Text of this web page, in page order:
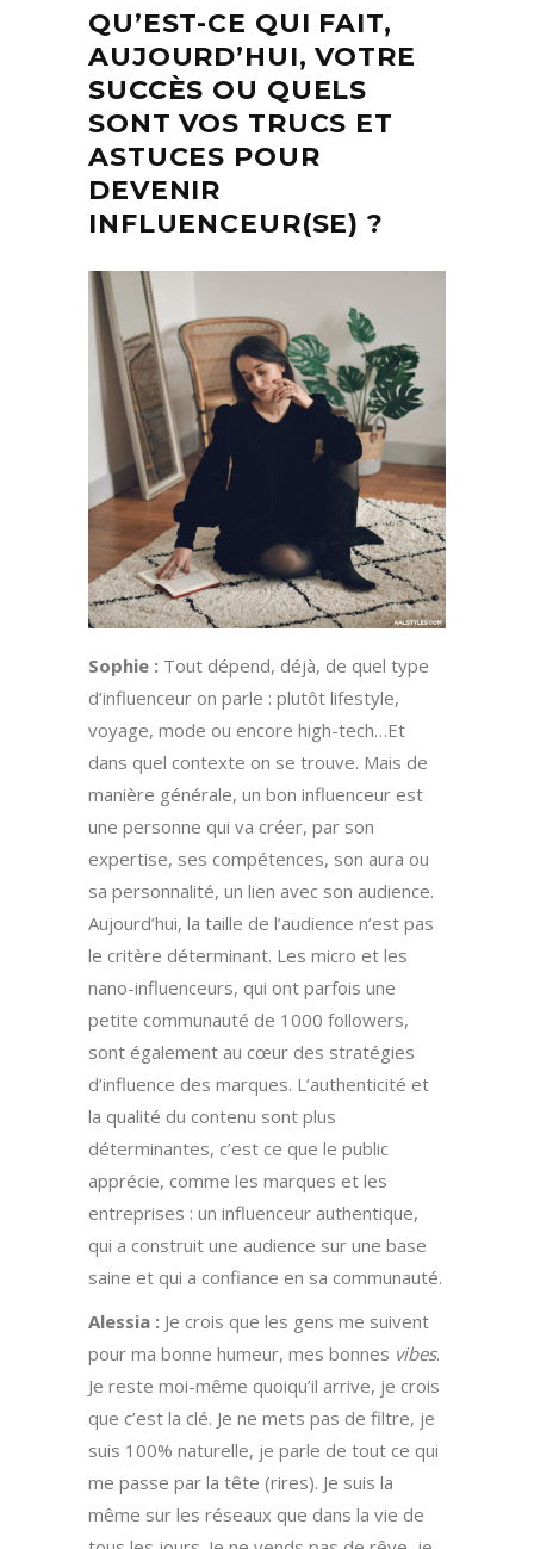
QU’EST-CE QUI FAIT,
AUJOURD’HUI, VOTRE
SUCCÈS OU QUELS
SONT VOS TRUCS ET
ASTUCES POUR
DEVENIR
INFLUENCEUR(SE) ?
Sophie : Tout dépend, déjà, de quel type
d’influenceur on parle : plutôt lifestyle,
voyage, mode ou encore high-tech…Et
dans quel contexte on se trouve. Mais de
manière générale, un bon influenceur est
une personne qui va créer, par son
expertise, ses compétences, son aura ou
sa personnalité, un lien avec son audience.
Aujourd’hui, la taille de l’audience n’est pas
le critère déterminant. Les micro et les
nano-influenceurs, qui ont parfois une
petite communauté de 1000 followers,
sont également au cœur des stratégies
d’influence des marques. L’authenticité et
la qualité du contenu sont plus
déterminantes, c’est ce que le public
apprécie, comme les marques et les
entreprises : un influenceur authentique,
qui a construit une audience sur une base
saine et qui a confiance en sa communauté.
Alessia : Je crois que les gens me suivent
pour ma bonne humeur, mes bonnes vibes.
Je reste moi-même quoiqu’il arrive, je crois
que c’est la clé. Je ne mets pas de filtre, je
suis 100% naturelle, je parle de tout ce qui
me passe par la tête (rires). Je suis la
même sur les réseaux que dans la vie de